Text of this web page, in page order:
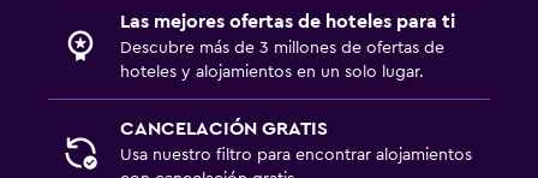
Las mejores ofertas de hoteles para ti
Descubre más de 3 millones de ofertas de
hoteles y alojamientos en un solo lugar.
CANCELACIÓN GRATIS
Usa nuestro filtro para encontrar alojamientos